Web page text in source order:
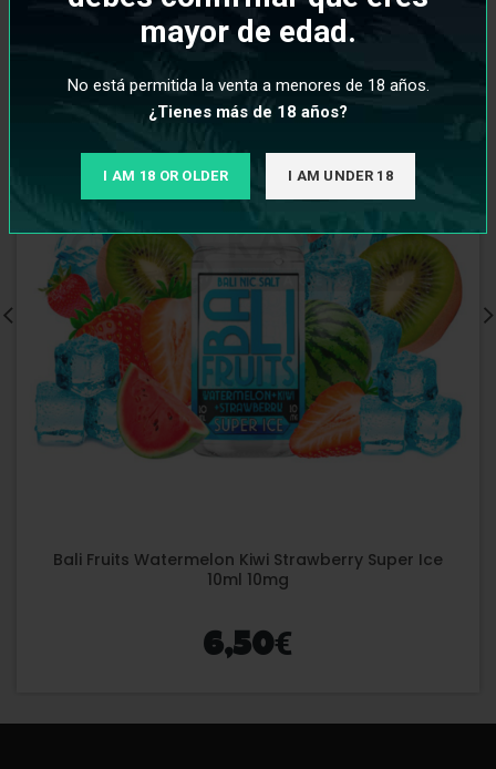
mayor de edad.
No está permitida la venta a menores de 18 años.
¿Tienes más de 18 años?
I AM 18 OR OLDER I AM UNDER 18
Bali Fruits Watermelon Kiwi Strawberry Super Ice
10ml 10mg
6,50€